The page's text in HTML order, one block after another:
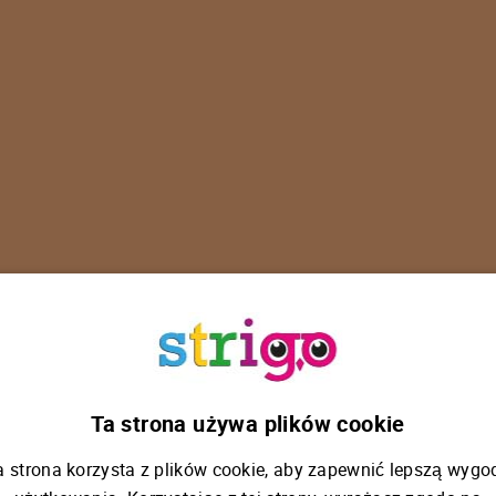
Ups!
Ta strona używa plików cookie
strona korzysta z plików cookie, aby zapewnić lepszą